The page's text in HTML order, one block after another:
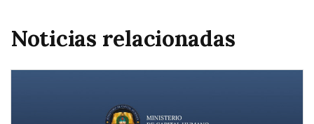
Noticias relacionadas